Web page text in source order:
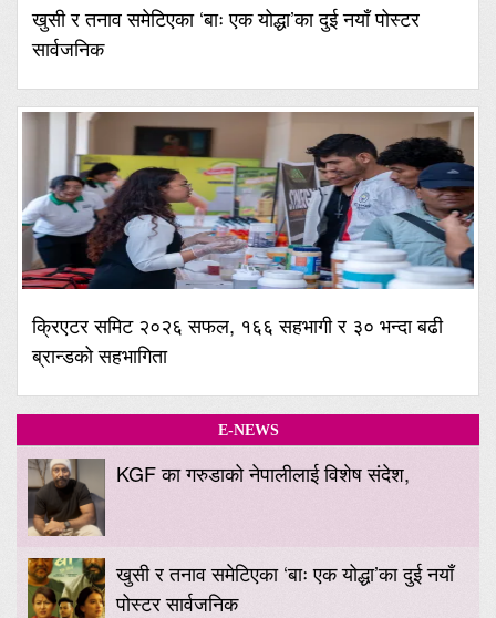
खुसी र तनाव समेटिएका ‘बाः एक योद्धा’का दुई नयाँ पोस्टर
सार्वजनिक
क्रिएटर समिट २०२६ सफल, १६६ सहभागी र ३० भन्दा बढी
ब्रान्डको सहभागिता
E-NEWS
KGF का गरुडाको नेपालीलाई विशेष संदेश,
खुसी र तनाव समेटिएका ‘बाः एक योद्धा’का दुई नयाँ
पोस्टर सार्वजनिक